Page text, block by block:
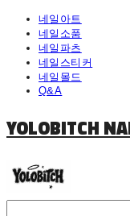
네일아트
네일소품
네일파츠
네일스티커
네일몰드
Q&A
YOLOBITCH